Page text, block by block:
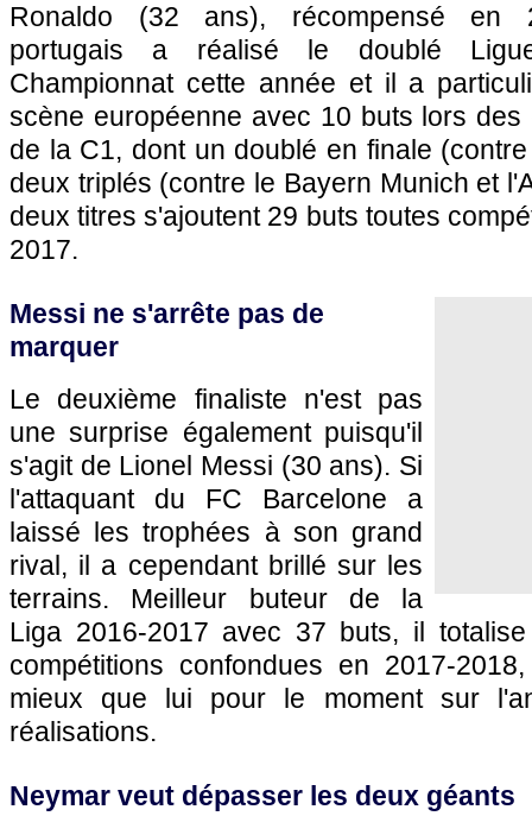
Ronaldo (32 ans), récompensé en
portugais a réalisé le doublé
Championnat cette année et il a
scène européenne avec 10 buts lors
de la C1, dont un doublé en finale
deux triplés (contre le Bayern Munich et
deux titres s'ajoutent 29 buts toutes
2017.
Messi ne s'arrête pas de
marquer
Le deuxième finaliste n'est pas
une surprise également puisqu'il
s'agit de Lionel Messi (30 ans). Si
l'attaquant du FC Barcelone a
laissé les trophées à son grand
rival, il a cependant brillé sur les
terrains. Meilleur buteur de la
Liga 2016-2017 avec 37 buts, il
compétitions confondues en 2017-
mieux que lui pour le moment sur
réalisations.
Neymar veut dépasser les deux géants